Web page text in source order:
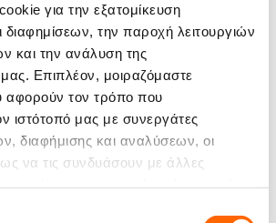
για την εξατομίκευση
διαφημίσεων, την παροχή λειτουργιών
και την ανάλυση της
Επιπλέον, μοιραζόμαστε
αφορούν τον τρόπο που
ιστότοπό μας με συνεργάτες
διαφήμισης και αναλύσεων, οι
να τις συνδυάσουν με άλλες
95% Arabica - 5%
Robusta
1000 gr
Καφές σε κόκκους
Βραζιλία